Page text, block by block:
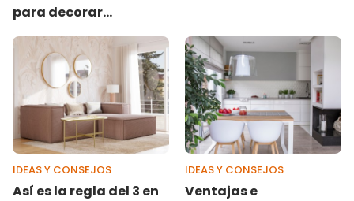
para decorar
dormitorios pequeños
IDEAS Y CONSEJOS
Así es la regla del 3 en
IDEAS Y CONSEJOS
Ventajas e